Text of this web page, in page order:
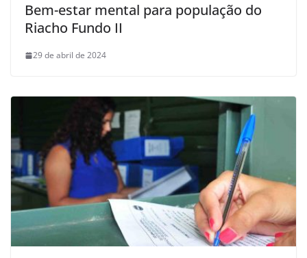
Bem-estar mental para população do
Riacho Fundo II
29 de abril de 2024